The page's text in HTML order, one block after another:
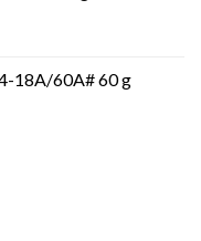
18A/60A# 60 g